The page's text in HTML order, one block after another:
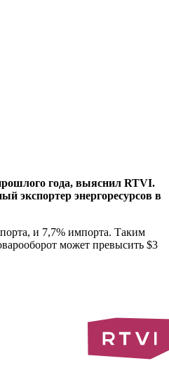
года, выяснил RTVI.
экспортер энергоресурсов в
и 7,7% импорта. Таким
может превысить $3